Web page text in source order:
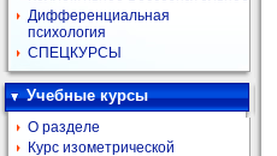
Дифференциальная
психология
СПЕЦКУРСЫ
Учебные курсы
О разделе
Курс изометрической